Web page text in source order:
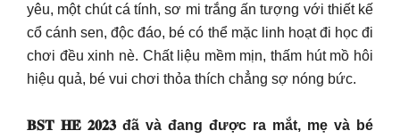
yêu, một chút cá tính, sơ mi trắng ấn tượng với thiết kế
cổ cánh sen, độc đáo, bé có thể mặc linh hoạt đi học đi
chơi đều xinh nè. Chất liệu mềm mịn, thấm hút mồ hôi
hiệu quả, bé vui chơi thỏa thích chẳng sợ nóng bức.
𝐁𝐒𝐓 𝐇𝐄̀ 𝟐𝟎𝟐𝟑 đã và đang được ra mắt, mẹ và bé